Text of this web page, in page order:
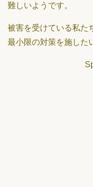
難しいようです。
被害を受けている私た
最小限の対策を施した